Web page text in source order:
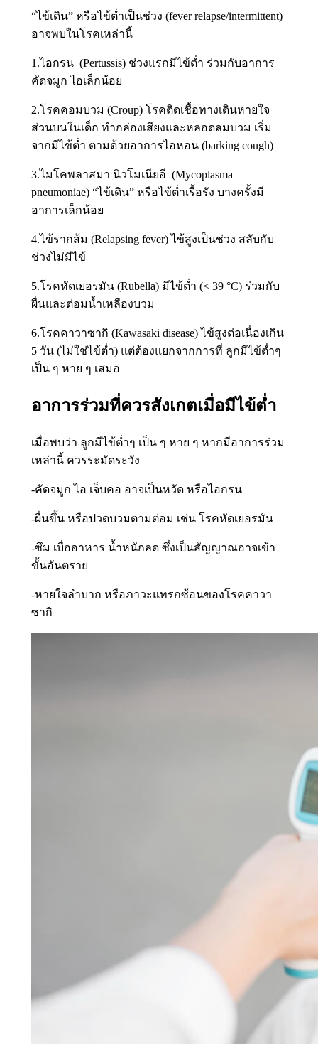
“ไข้เดิน” หรือไข้ต่ำเป็นช่วง (fever relapse/intermittent)
อาจพบในโรคเหล่านี้
1.ไอกรน (Pertussis) ช่วงแรกมีไข้ต่ำ ร่วมกับอาการ
คัดจมูก ไอเล็กน้อย
2.โรคคอมบวม (Croup) โรคติดเชื้อทางเดินหายใจ
ส่วนบนในเด็ก ทำกล่องเสียงและหลอดลมบวม เริ่ม
จากมีไข้ต่ำ ตามด้วยอาการไอหอน (barking cough)
3.ไมโคพลาสมา นิวโมเนียอี (Mycoplasma
pneumoniae) “ไข้เดิน” หรือไข้ต่ำเรื้อรัง บางครั้งมี
อาการเล็กน้อย
4.ไข้รากส้ม (Relapsing fever) ไข้สูงเป็นช่วง สลับกับ
ช่วงไม่มีไข้
5.โรคหัดเยอรมัน (Rubella) มีไข้ต่ำ (< 39 °C) ร่วมกับ
ผื่นและต่อมน้ำเหลืองบวม
6.โรคคาวาซากิ (Kawasaki disease) ไข้สูงต่อเนื่องเกิน
5 วัน (ไม่ใช่ไข้ต่ำ) แต่ต้องแยกจากการที่ ลูกมีไข้ต่ำๆ
เป็น ๆ หาย ๆ เสมอ
อาการร่วมที่ควรสังเกตเมื่อมีไข้ต่ำ
เมื่อพบว่า ลูกมีไข้ต่ำๆ เป็น ๆ หาย ๆ หากมีอาการร่วม
เหล่านี้ ควรระมัดระวัง
-คัดจมูก ไอ เจ็บคอ อาจเป็นหวัด หรือไอกรน
-ผื่นขึ้น หรือปวดบวมตามต่อม เช่น โรคหัดเยอรมัน
-ซึม เบื่ออาหาร น้ำหนักลด ซึ่งเป็นสัญญาณอาจเข้า
ขั้นอันตราย
-หายใจลำบาก หรือภาวะแทรกซ้อนของโรคคาวา
ซากิ